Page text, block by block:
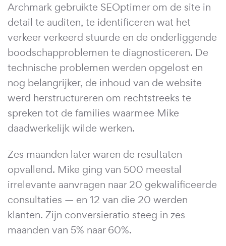
Archmark gebruikte SEOptimer om de site in
detail te auditen, te identificeren wat het
verkeer verkeerd stuurde en de onderliggende
boodschapproblemen te diagnosticeren. De
technische problemen werden opgelost en
nog belangrijker, de inhoud van de website
werd herstructureren om rechtstreeks te
spreken tot de families waarmee Mike
daadwerkelijk wilde werken.
Zes maanden later waren de resultaten
opvallend. Mike ging van 500 meestal
irrelevante aanvragen naar 20 gekwalificeerde
consultaties — en 12 van die 20 werden
klanten. Zijn conversieratio steeg in zes
maanden van 5% naar 60%.